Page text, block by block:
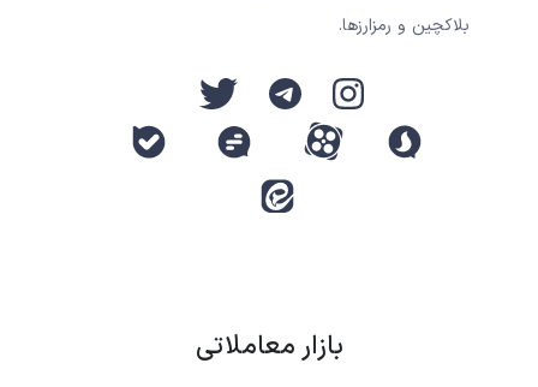
بلاکچین و رمزارزها.
بازار معاملاتی